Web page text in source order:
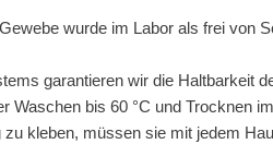
wurde im Labor als frei von
garantieren wir die Haltbarkeit
bis 60 °C und Trocknen
kleben, müssen sie mit jedem